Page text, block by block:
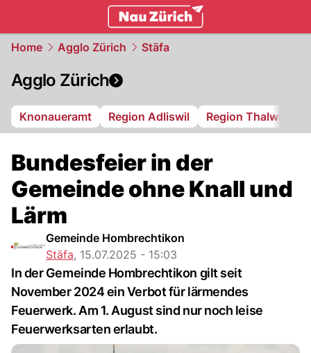
Home Agglo Zürich Stäfa
Agglo Zürich
Knonaueramt Region Adliswil Region Thalwil
Bundesfeier in der
Gemeinde ohne Knall und
Lärm
Gemeinde Hombrechtikon
Stäfa, 15.07.2025 - 15:03
In der Gemeinde Hombrechtikon gilt seit
November 2024 ein Verbot für lärmendes
Feuerwerk. Am 1. August sind nur noch leise
Feuerwerksarten erlaubt.